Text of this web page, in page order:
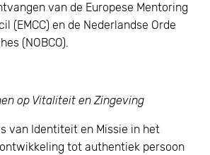
van de Europese Mentoring
(EMCC) en de Nederlandse Orde
(NOBCO).
op Vitaliteit en Zingeving
van Identiteit en Missie in het
tot authentiek persoon